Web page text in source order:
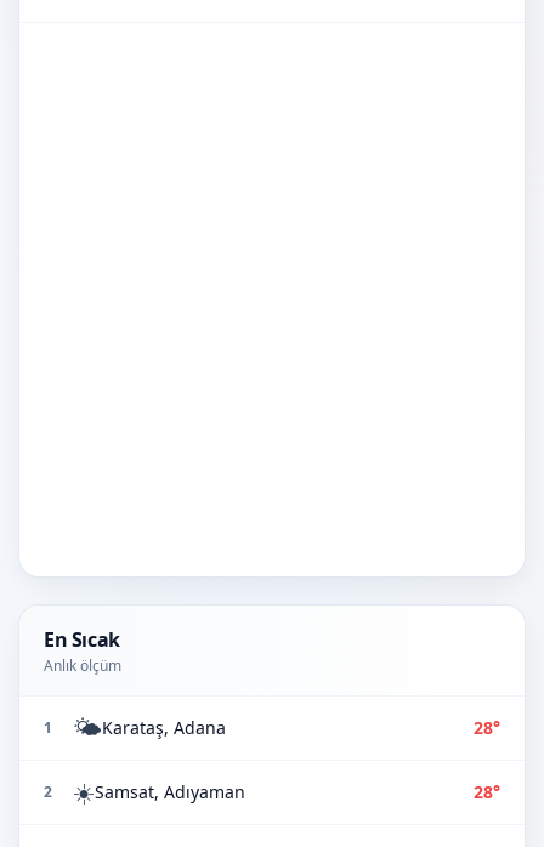
En Sıcak
Anlık ölçüm
1 🌤️Karataş, Adana 28°
2 ☀️Samsat, Adıyaman 28°